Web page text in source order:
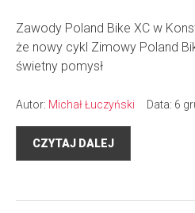
Zawody Poland Bike XC w
że nowy cykl Zimowy Poland
świetny pomysł
Autor: Michał Łuczyński Data: 6
CZYTAJ DALEJ